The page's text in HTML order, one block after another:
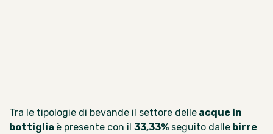
Tra le tipologie di bevande il settore delle acque in
bottiglia è presente con il 33,33% seguito dalle birre